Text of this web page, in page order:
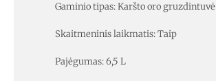
Gaminio tipas: Karšto oro gruzdintuvė
Skaitmeninis laikmatis: Taip
Pajėgumas: 6,5 L